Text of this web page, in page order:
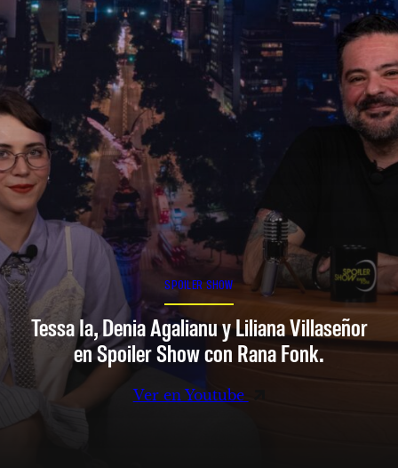
SPOILER SHOW
Tessa Ia, Denia Agalianu y Liliana Villaseñor
en Spoiler Show con Rana Fonk.
Ver en Youtube